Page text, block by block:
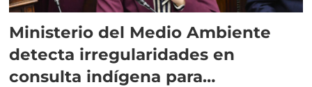
Ministerio del Medio Ambiente
detecta irregularidades en
consulta indígena para